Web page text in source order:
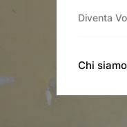
Chi siamo
Diventa